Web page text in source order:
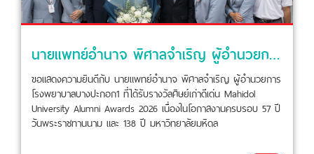
ขอแสดงความยินดีกับ นายแพทย์อำนาจ พิศาลจำเริญ ผู้อำนวยการ
โรงพยาบาลบางปะกอก1 ที่ได้รับรางวัลศิษย์เก่าดีเด่น Mahidol
University Alumni Awards 2026 เนื่องในโอกาสงานครบรอบ 57 ปี
วันพระราชทานนาม และ 138 ปี มหาวิทยาลัยมหิดล